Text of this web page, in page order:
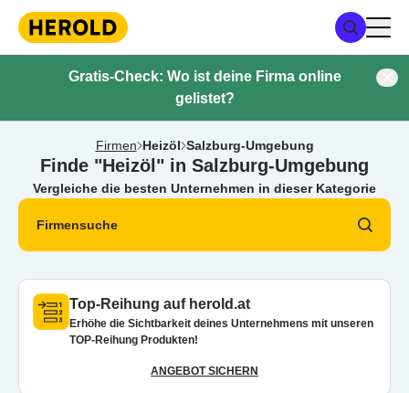
Gratis-Check: Wo ist deine Firma online
gelistet?
Firmen Heizöl Salzburg-Umgebung
Finde "Heizöl" in Salzburg-Umgebung
Vergleiche die besten Unternehmen in dieser Kategorie
Firmensuche
Top-Reihung auf herold.at
Erhöhe die Sichtbarkeit deines Unternehmens mit unseren
TOP-Reihung Produkten!
ANGEBOT SICHERN